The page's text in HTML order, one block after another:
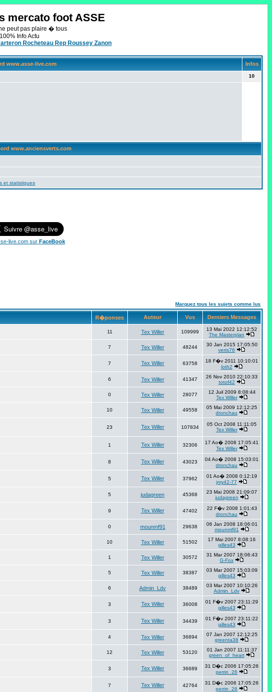
mercato foot ASSE
peut pas plaire � tous
100% Info Actu
Rocheteau Rep Roussey Zanon
www.asse-live.com Infos
10
www.anciensverts.com
et statistiques
live.com sur FaceBook
Marquez tous les sujets comme lus
R�ponses Auteur Vus Derniers Messages
11 Tex Willer 109999
13 Mai 2022 12:12:52
The Masterplan
7 Tex Willer 48244
30 Jan 2015 17:05:50
verts76
7 Tex Willer 63758
18 F�v 2011 10:10:01
loth2
6 Tex Willer 41347
26 Nov 2010 22:10:33
totof42
0 Tex Willer 28077
12 Juil 2009 8:08:44
Tex Willer
10 Tex Willer 49558
05 Mai 2009 12:12:25
dronchau
23 Tex Willer 107834
05 Oct 2008 11:11:05
Tex Willer
1 Tex Willer 32306
17 Ao� 2008 17:05:41
Tex Willer
8 Tex Willer 43023
04 Ao� 2008 15:03:01
dronchau
5 Tex Willer 37962
01 Ao� 2008 0:12:19
jmy42-77
5 judagreen 45368
23 Mai 2008 21:09:07
judagreen
9 Tex Willer 47402
22 F�v 2008 1:01:43
dronchau
0 mounmf91 29638
06 Jan 2008 18:06:01
mounmf91
10 Tex Willer 51502
17 Mai 2007 8:08:16
gilles43
1 Tex Willer 30572
31 Mar 2007 18:06:43
G-Fox
5 Tex Willer 38387
03 Mar 2007 15:03:09
gilles43
6 Admin_Ldv 38489
03 Mar 2007 10:10:26
Admin_Ldv
3 Tex Willer 36008
01 F�v 2007 23:11:29
gilles43
3 Tex Willer 34439
01 F�v 2007 23:11:22
gilles43
4 Tex Willer 36894
07 Jan 2007 12:12:25
greenta38
12 Tex Willer 53120
01 Jan 2007 11:11:37
green_of_heart
3 Tex Willer 36689
31 D�c 2006 17:05:26
perrin_26
7 Tex Willer 42764
31 D�c 2006 17:05:26
perrin_26